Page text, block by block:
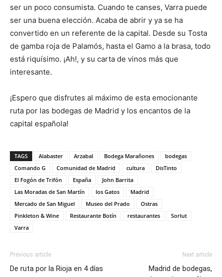
ser un poco consumista. Cuando te canses, Varra puede
ser una buena elección. Acaba de abrir y ya se ha
convertido en un referente de la capital. Desde su Tosta
de gamba roja de Palamós, hasta el Gamo a la brasa, todo
está riquísimo. ¡Ah!, y su carta de vinos más que
interesante.
¡Espero que disfrutes al máximo de esta emocionante
ruta por las bodegas de Madrid y los encantos de la
capital española!
TAGS Alabaster Arzabal Bodega Marañones
bodegas
Comando G
Comunidad de Madrid cultura
DisTinto
El Fogón de Trifón
España
John Barrita
Las Moradas de San Martín
los Gatos
Madrid
Mercado de San Miguel
Museo del Prado
Ostras
Pinkleton & Wine
Restaurante Botín restaurantes
Sorlut
Varra
Previous article
De ruta por la Rioja en 4 días
Next article
Madrid de bodegas,